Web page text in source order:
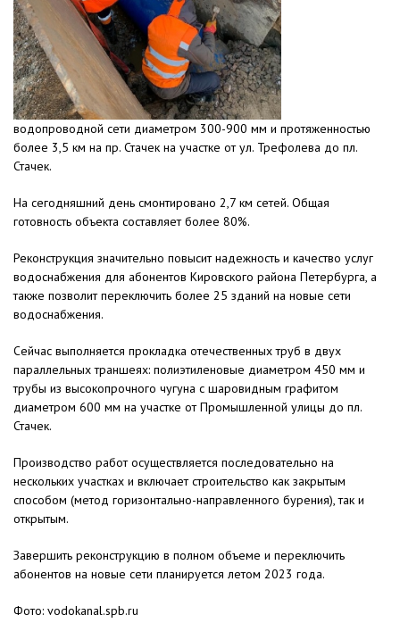
водопроводной сети диаметром 300-900 мм и протяженностью
более 3,5 км на пр. Стачек на участке от ул. Трефолева до пл.
Стачек.
На сегодняшний день смонтировано 2,7 км сетей. Общая
готовность объекта составляет более 80%.
Реконструкция значительно повысит надежность и качество услуг
водоснабжения для абонентов Кировского района Петербурга, а
также позволит переключить более 25 зданий на новые сети
водоснабжения.
Сейчас выполняется прокладка отечественных труб в двух
параллельных траншеях: полиэтиленовые диаметром 450 мм и
трубы из высокопрочного чугуна с шаровидным графитом
диаметром 600 мм на участке от Промышленной улицы до пл.
Стачек.
Производство работ осуществляется последовательно на
нескольких участках и включает строительство как закрытым
способом (метод горизонтально-направленного бурения), так и
открытым.
Завершить реконструкцию в полном объеме и переключить
абонентов на новые сети планируется летом 2023 года.
Фото: vodokanal.spb.ru